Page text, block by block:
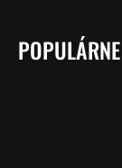
POPULÁRNE